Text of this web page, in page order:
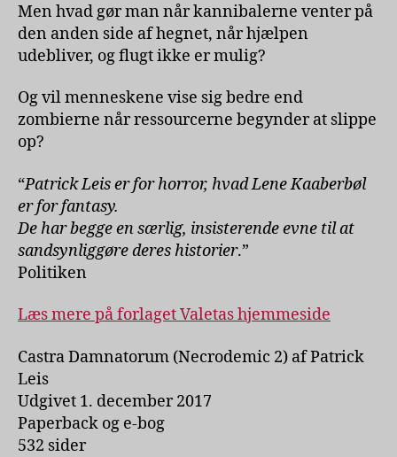
Men hvad gør man når kannibalerne venter på
den anden side af hegnet, når hjælpen
udebliver, og flugt ikke er mulig?
Og vil menneskene vise sig bedre end
zombierne når ressourcerne begynder at slippe
op?
“Patrick Leis er for horror, hvad Lene Kaaberbøl
er for fantasy.
De har begge en særlig, insisterende evne til at
sandsynliggøre deres historier.”
Politiken
Læs mere på forlaget Valetas hjemmeside
Castra Damnatorum (Necrodemic 2) af Patrick
Leis
Udgivet 1. december 2017
Paperback og e-bog
532 sider